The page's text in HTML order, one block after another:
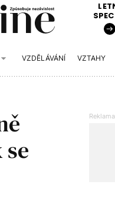
VZDĚLÁVÁNÍ VZTAHY